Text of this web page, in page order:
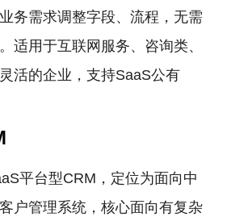
务需求调整字段、流程，无需
适用于互联网服务、咨询类、
活的企业，支持SaaS公有
平台型CRM，定位为面向中
户管理系统，核心面向有复杂